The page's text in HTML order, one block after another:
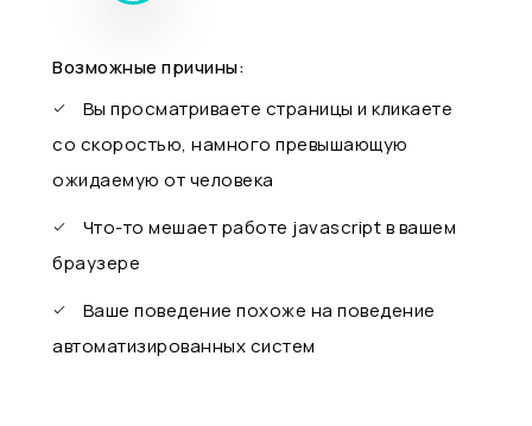
Возможные причины:
Вы просматриваете страницы и кликаете
со скоростью, намного превышающую
ожидаемую от человека
Что-то мешает работе javascript в вашем
браузере
Ваше поведение похоже на поведение
автоматизированных систем